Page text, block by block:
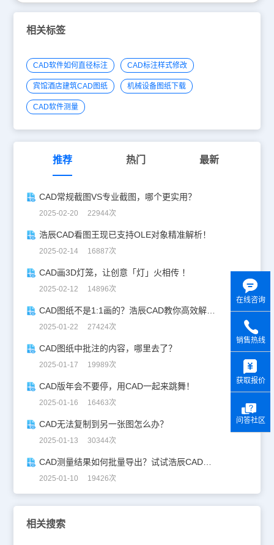
相关标签
CAD软件如何直径标注 CAD标注样式修改
宾馆酒店建筑CAD图纸 机械设备图纸下载
CAD软件测量
推荐 热门 最新
CAD常规截图VS专业截图，哪个更实用？
2025-02-20 22944次
浩辰CAD看图王现已支持OLE对象精准解析！
2025-02-14 16887次
CAD画3D灯笼，让创意「灯」火相传 ！
2025-02-12 14896次
CAD图纸不是1:1画的？浩辰CAD教你高效解决！
2025-01-22 27424次
CAD图纸中批注的内容，哪里去了？
2025-01-17 19989次
CAD版年会不要停，用CAD一起来跳舞！
2025-01-16 16463次
CAD无法复制到另一张图怎么办？
2025-01-13 30344次
CAD测量结果如何批量导出？试试浩辰CAD看图王！
2025-01-10 19426次
相关搜索
在线咨询
销售热线
获取报价
问答社区